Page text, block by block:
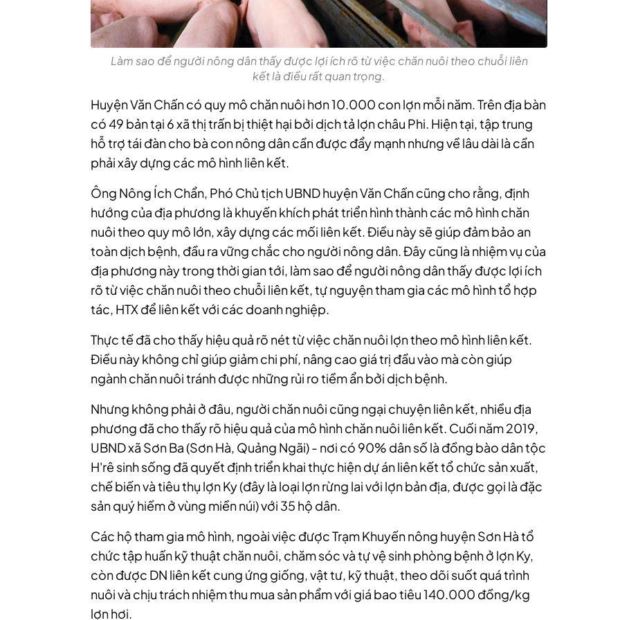
Làm sao để người nông dân thấy được lợi ích rõ từ việc chăn nuôi theo chuỗi liên
kết là điều rất quan trọng.
Huyện Văn Chấn có quy mô chăn nuôi hơn 10.000 con lợn mỗi năm. Trên địa bàn
có 49 bản tại 6 xã thị trấn bị thiệt hại bởi dịch tả lợn châu Phi. Hiện tại, tập trung
hỗ trợ tái đàn cho bà con nông dân cần được đẩy mạnh nhưng về lâu dài là cần
phải xây dựng các mô hình liên kết.
Ông Nông Ích Chẩn, Phó Chủ tịch UBND huyện Văn Chấn cũng cho rằng, định
hướng của địa phương là khuyến khích phát triển hình thành các mô hình chăn
nuôi theo quy mô lớn, xây dựng các mối liên kết. Điều này sẽ giúp đảm bảo an
toàn dịch bệnh, đầu ra vững chắc cho người nông dân. Đây cũng là nhiệm vụ của
địa phương này trong thời gian tới, làm sao để người nông dân thấy được lợi ích
rõ từ việc chăn nuôi theo chuỗi liên kết, tự nguyện tham gia các mô hình tổ hợp
tác, HTX để liên kết với các doanh nghiệp.
Thực tế đã cho thấy hiệu quả rõ nét từ việc chăn nuôi lợn theo mô hình liên kết.
Điều này không chỉ giúp giảm chi phí, nâng cao giá trị đầu vào mà còn giúp
ngành chăn nuôi tránh được những rủi ro tiềm ẩn bởi dịch bệnh.
Nhưng không phải ở đâu, người chăn nuôi cũng ngại chuyện liên kết, nhiều địa
phương đã cho thấy rõ hiệu quả của mô hình chăn nuôi liên kết. Cuối năm 2019,
UBND xã Sơn Ba (Sơn Hà, Quảng Ngãi) - nơi có 90% dân số là đồng bào dân tộc
H'rê sinh sống đã quyết định triển khai thực hiện dự án liên kết tổ chức sản xuất,
chế biến và tiêu thụ lợn Ky (đây là loại lợn rừng lai với lợn bản địa, được gọi là đặc
sản quý hiếm ở vùng miền núi) với 35 hộ dân.
Các hộ tham gia mô hình, ngoài việc được Trạm Khuyến nông huyện Sơn Hà tổ
chức tập huấn kỹ thuật chăn nuôi, chăm sóc và tự vệ sinh phòng bệnh ở lợn Ky,
còn được DN liên kết cung ứng giống, vật tư, kỹ thuật, theo dõi suốt quá trình
nuôi và chịu trách nhiệm thu mua sản phẩm với giá bao tiêu 140.000 đồng/kg
lợn hơi.